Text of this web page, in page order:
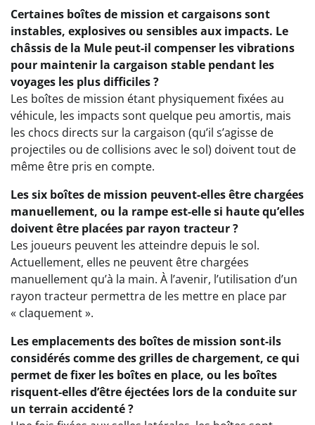
Certaines boîtes de mission et cargaisons sont
instables, explosives ou sensibles aux impacts. Le
châssis de la Mule peut-il compenser les vibrations
pour maintenir la cargaison stable pendant les
voyages les plus difficiles ?
Les boîtes de mission étant physiquement fixées au
véhicule, les impacts sont quelque peu amortis, mais
les chocs directs sur la cargaison (qu’il s’agisse de
projectiles ou de collisions avec le sol) doivent tout de
même être pris en compte.
Les six boîtes de mission peuvent-elles être chargées
manuellement, ou la rampe est-elle si haute qu’elles
doivent être placées par rayon tracteur ?
Les joueurs peuvent les atteindre depuis le sol.
Actuellement, elles ne peuvent être chargées
manuellement qu’à la main. À l’avenir, l’utilisation d’un
rayon tracteur permettra de les mettre en place par
« claquement ».
Les emplacements des boîtes de mission sont-ils
considérés comme des grilles de chargement, ce qui
permet de fixer les boîtes en place, ou les boîtes
risquent-elles d’être éjectées lors de la conduite sur
un terrain accidenté ?